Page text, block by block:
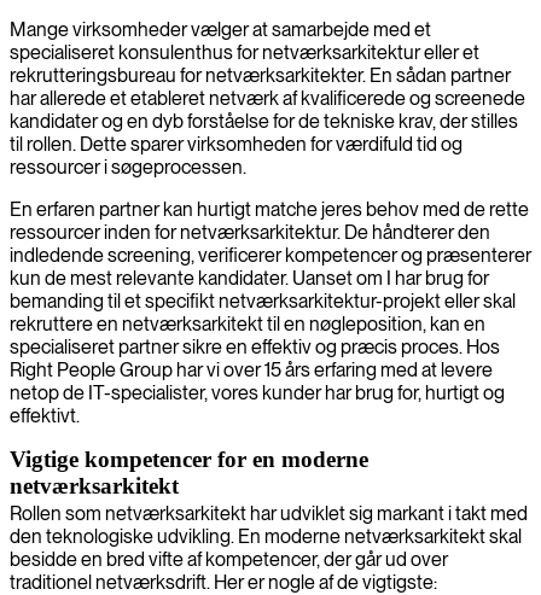
Mange virksomheder vælger at samarbejde med et
specialiseret konsulenthus for netværksarkitektur eller et
rekrutteringsbureau for netværksarkitekter. En sådan partner
har allerede et etableret netværk af kvalificerede og screenede
kandidater og en dyb forståelse for de tekniske krav, der stilles
til rollen. Dette sparer virksomheden for værdifuld tid og
ressourcer i søgeprocessen.
En erfaren partner kan hurtigt matche jeres behov med de rette
ressourcer inden for netværksarkitektur. De håndterer den
indledende screening, verificerer kompetencer og præsenterer
kun de mest relevante kandidater. Uanset om I har brug for
bemanding til et specifikt netværksarkitektur-projekt eller skal
rekruttere en netværksarkitekt til en nøgleposition, kan en
specialiseret partner sikre en effektiv og præcis proces. Hos
Right People Group har vi over 15 års erfaring med at levere
netop de IT-specialister, vores kunder har brug for, hurtigt og
effektivt.
Vigtige kompetencer for en moderne
netværksarkitekt
Rollen som netværksarkitekt har udviklet sig markant i takt med
den teknologiske udvikling. En moderne netværksarkitekt skal
besidde en bred vifte af kompetencer, der går ud over
traditionel netværksdrift. Her er nogle af de vigtigste: